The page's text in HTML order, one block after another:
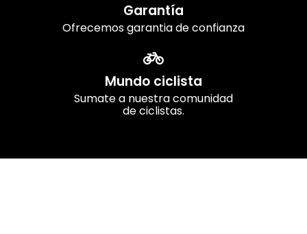
Garantía
Ofrecemos garantia de confianza
Mundo ciclista
Sumate a nuestra comunidad
de ciclistas.